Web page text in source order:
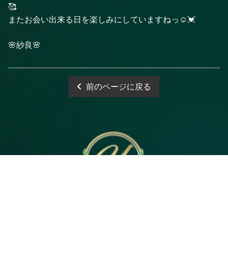
🥰
またお会い出来る日を楽しみにしていますねっ☺️💓
🌸紗良🌸
前のページに戻る